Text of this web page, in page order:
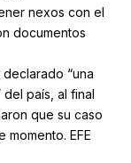
nexos con el
documentos
“una
país, al final
que su caso
EFE